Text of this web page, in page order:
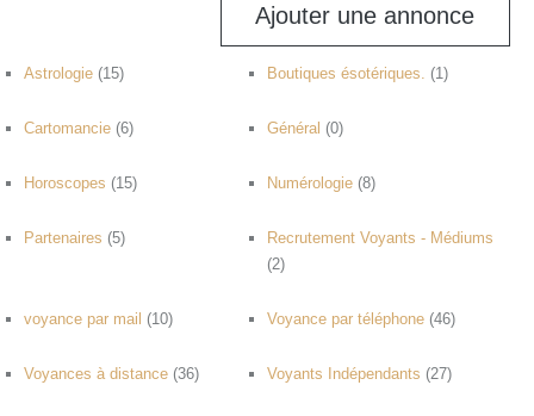
Ajouter une annonce
Astrologie (15) Boutiques ésotériques. (1)
Cartomancie (6) Général (0)
Horoscopes (15) Numérologie (8)
Partenaires (5)
Recrutement Voyants - Médiums
(2)
voyance par mail (10) Voyance par téléphone (46)
Voyances à distance (36) Voyants Indépendants (27)